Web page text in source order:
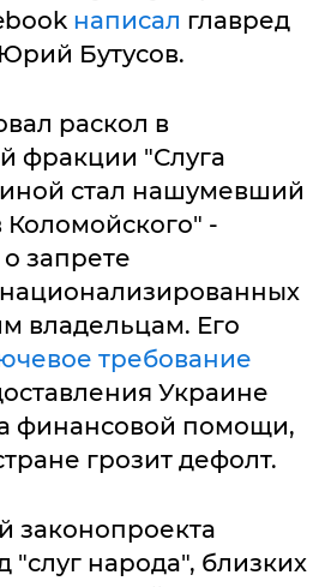
написал главред
Бутусов.
раскол в
фракции "Слуга
стал нашумевший
Коломойского" -
запрете
владельцам. Его
требование
Украине
финансовой помощи,
грозит дефолт.
законопроекта
"слуг народа", близких